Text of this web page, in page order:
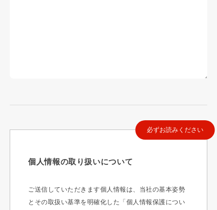
必ずお読みください
個人情報の取り扱いについて
ご送信していただきます個人情報は、当社の基本姿勢
とその取扱い基準を明確化した「個人情報保護につい